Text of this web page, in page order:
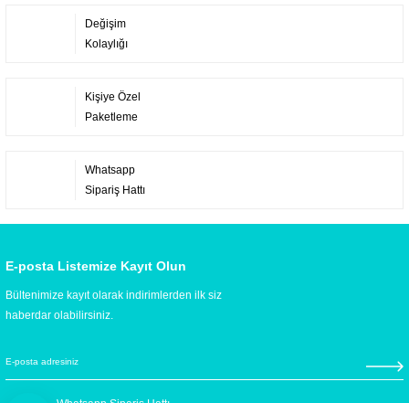
Değişim
Kolaylığı
Kişiye Özel
Paketleme
Whatsapp
Sipariş Hattı
E-posta Listemize Kayıt Olun
Bültenimize kayıt olarak indirimlerden ilk siz
haberdar olabilirsiniz.